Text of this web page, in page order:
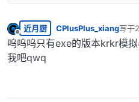
离线
近月厨 CPlusPlus_xiang写于
最后
呜呜呜只有exe的版本krkr模
我吧qwq